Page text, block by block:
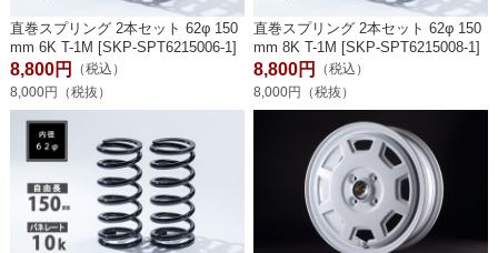
直巻スプリング 2本セット 62φ 150
mm 6K T-1M [SKP-SPT6215006-1]
8,800円
（税込）
8,000円（税抜）
直巻スプリング 2本セット 62φ 150
mm 8K T-1M [SKP-SPT6215008-1]
8,800円
（税込）
8,000円（税抜）